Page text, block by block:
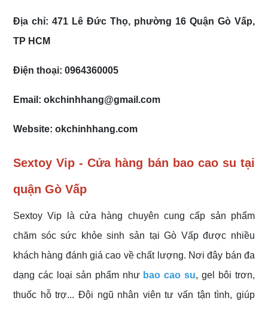
Địa chỉ: 471 Lê Đức Thọ, phường 16 Quận Gò Vấp,
TP HCM
Điện thoại: 0964360005
Email: okchinhhang@gmail.com
Website: okchinhhang.com
Sextoy Vip - Cửa hàng bán bao cao su tại
quận Gò Vấp
Sextoy Vip là cửa hàng chuyên cung cấp sản phẩm
chăm sóc sức khỏe sinh sản tại Gò Vấp được nhiều
khách hàng đánh giá cao về chất lượng. Nơi đây bán đa
dạng các loại sản phẩm như bao cao su, gel bôi trơn,
thuốc hỗ trợ... Đội ngũ nhân viên tư vấn tận tình, giúp